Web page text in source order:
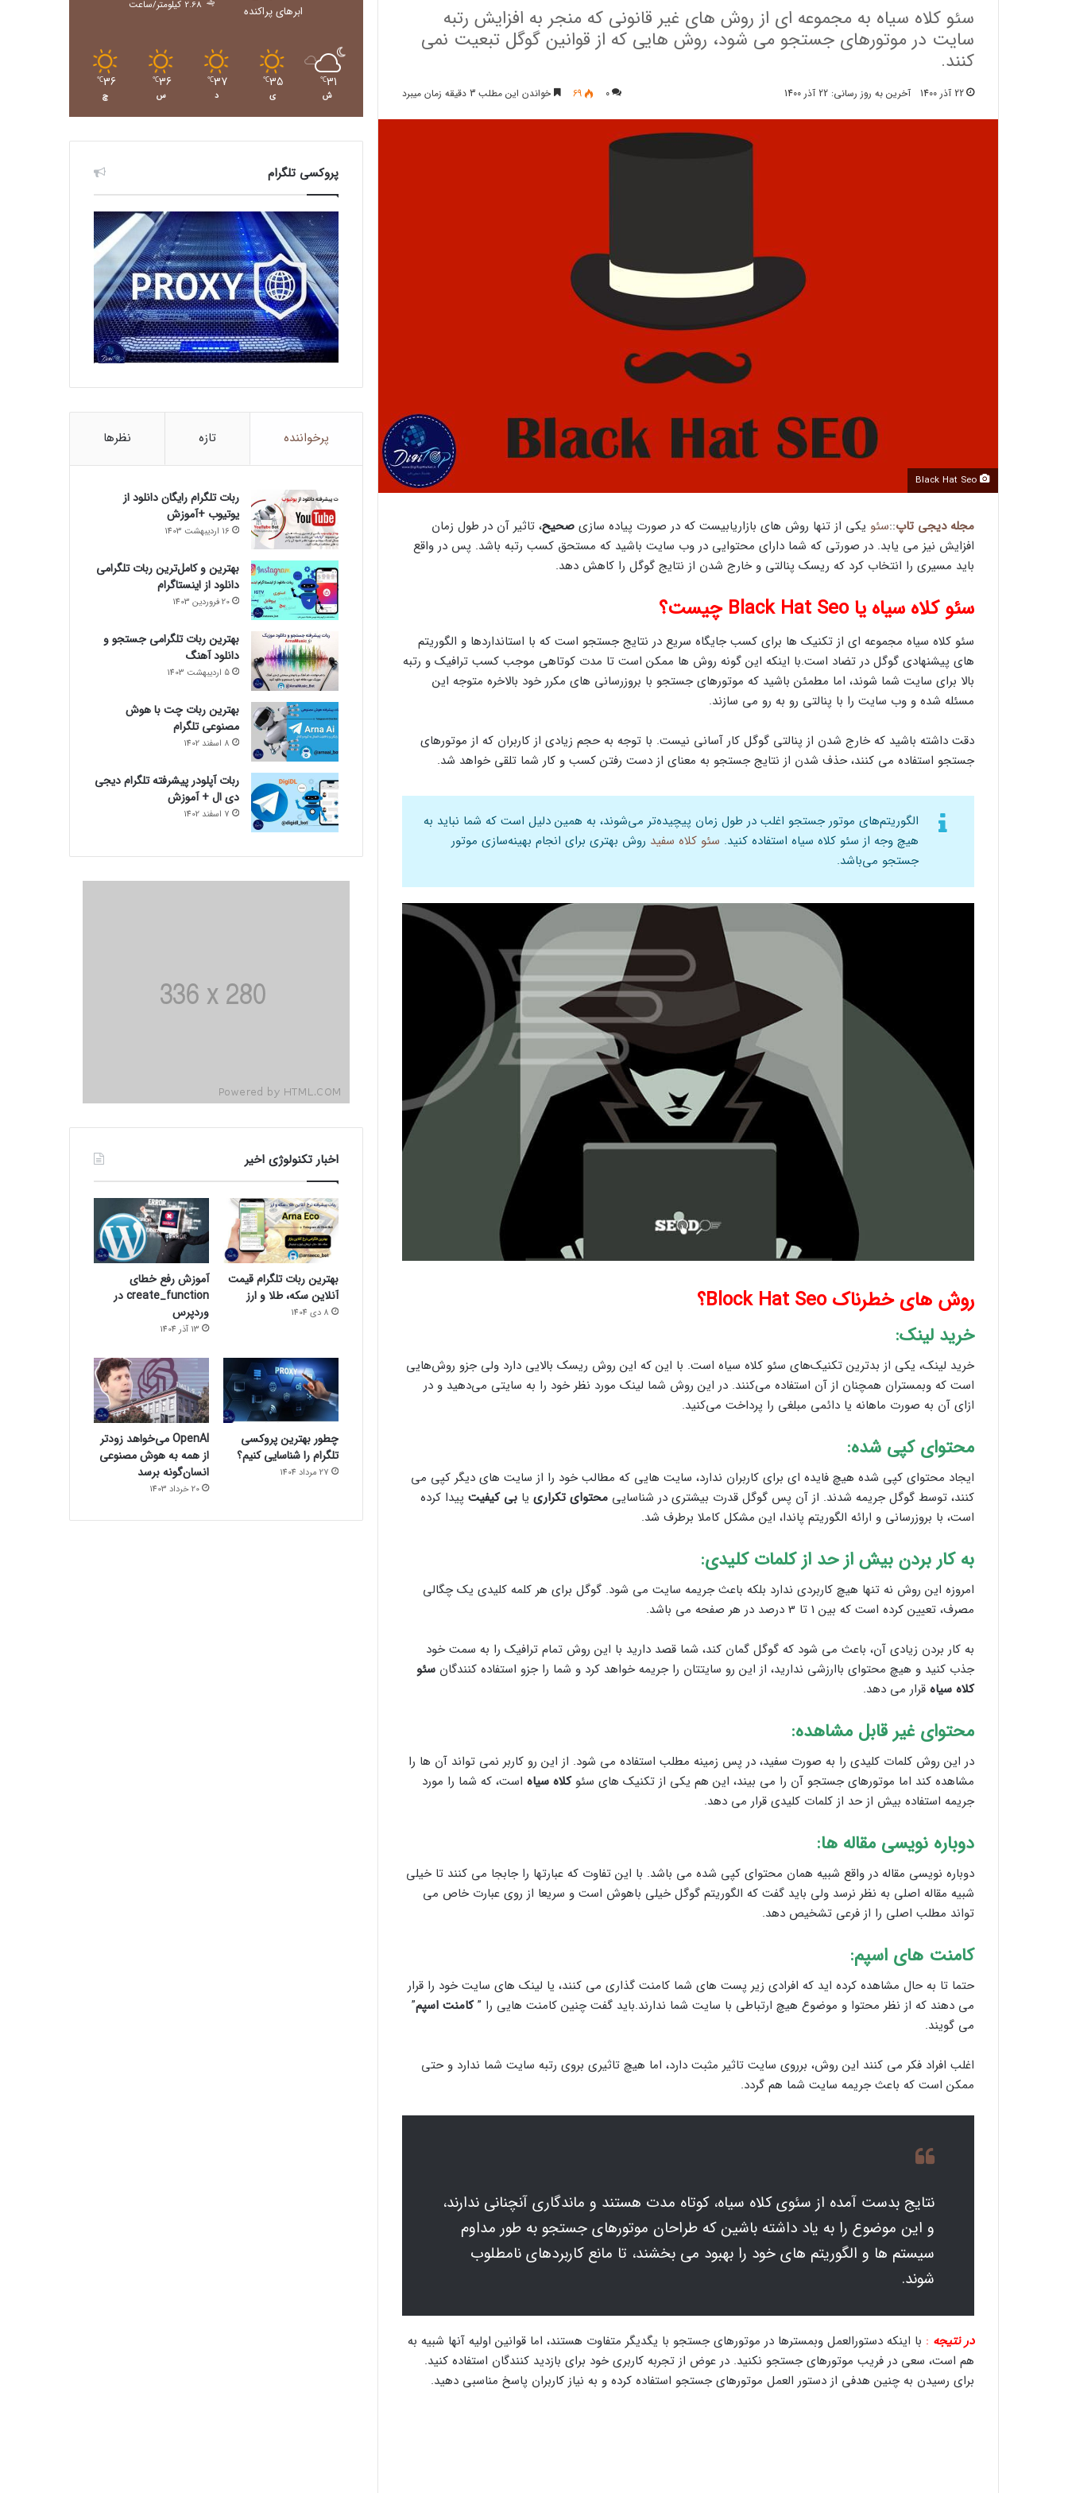
سئو کلاه سیاه به مجموعه ای از روش های غیر قانونی که منجر به افزایش رتبه
سایت در موتورهای جستجو می شود، روش هایی که از قوانین گوگل تبعیت نمی
کنند.
22 آذر 1400 آخرین به روز رسانی: 22 آذر 1400 0
69 خواندن این مطلب 3 دقیقه زمان میبرد
مجله دیجی تاپ::سئو یکی از تنها روش های بازاریابیست که در صورت پیاده سازی صحیح، تاثیر آن در طول زمان
افزایش نیز می یابد. در صورتی که شما دارای محتوایی در وب سایت باشید که مستحق کسب رتبه باشد. پس در واقع
باید مسیری را انتخاب کرد که ریسک پنالتی و خارج شدن از نتایج گوگل را کاهش دهد.
سئو کلاه سیاه یا Black Hat Seo چیست؟
سئو کلاه سیاه مجموعه ای از تکنیک ها برای کسب جایگاه سریع در نتایج جستجو است که با استانداردها و الگوریتم
های پیشنهادی گوگل در تضاد است.با اینکه این گونه روش ها ممکن است تا مدت کوتاهی موجب کسب ترافیک و رتبه
بالا برای سایت شما شوند، اما مطمئن باشید که موتورهای جستجو با بروزرسانی های مکرر خود بالاخره متوجه این
مسئله شده و وب سایت را با پنالتی رو به رو می سازند.
دقت داشته باشید که خارج شدن از پنالتی گوگل کار آسانی نیست. با توجه به حجم زیادی از کاربران که از موتورهای
جستجو استفاده می کنند، حذف شدن از نتایج جستجو به معنای از دست رفتن کسب و کار شما تلقی خواهد شد.
الگوریتم‌های موتور جستجو اغلب در طول زمان پیچیده‌تر می‌شوند، به همین دلیل است که شما نباید به
هیچ وجه از سئو کلاه سیاه استفاده کنید. سئو کلاه سفید روش بهتری برای انجام بهینه‌سازی موتور
جستجو می‌باشد.
روش های خطرناک Block Hat Seo؟
خرید لینک:
خرید لینک، یکی از بدترین تکنیک‌‌های سئو کلاه سیاه است. با این که این روش ریسک بالایی دارد ولی جزو روش‌‌هایی
است که وبمستران همچنان از آن استفاده می‌‌کنند. در این روش شما لینک مورد نظر خود را به سایتی می‌‌دهید و در
ازای آن به صورت ماهانه یا دائمی مبلغی را پرداخت می‌‌کنید.
محتوای کپی شده:
ایجاد محتوای کپی شده هیچ فایده ای برای کاربران ندارد، سایت هایی که مطالب خود را از سایت های دیگر کپی می
کنند، توسط گوگل جریمه شدند. از آن پس گوگل قدرت بیشتری در شناسایی محتوای تکراری یا بی کیفیت پیدا کرده
است، با بروزرسانی و ارائه الگوریتم پاندا، این مشکل کاملا برطرف شد.
به کار بردن بیش از حد از کلمات کلیدی:
امروزه این روش نه تنها هیچ کاربردی ندارد بلکه باعث جریمه سایت می شود. گوگل برای هر کلمه کلیدی یک چگالی
مصرف، تعیین کرده است که بین 1 تا 3 درصد در هر صفحه می باشد.
به کار بردن زیادی آن، باعث می شود که گوگل گمان کند، شما قصد دارید با این روش تمام ترافیک را به سمت خود
جذب کنید و هیچ محتوای باارزشی ندارید، از این رو سایتتان را جریمه خواهد کرد و شما را جزو استفاده کنندگان سئو
کلاه سیاه قرار می دهد.
محتوای غیر قابل مشاهده:
در این روش کلمات کلیدی را به صورت سفید، در پس زمینه مطلب استفاده می شود. از این رو کاربر نمی تواند آن ها را
مشاهده کند اما موتورهای جستجو آن را می بیند، این هم یکی از تکنیک های سئوکلاه سیاه است، که شما را مورد
جریمه استفاده بیش از حد از کلمات کلیدی قرار می دهد.
دوباره نویسی مقاله ها:
دوباره نویسی مقاله در واقع شبیه همان محتوای کپی شده می باشد. با این تفاوت که عبارتها را جابجا می کنند تا خیلی
شبیه مقاله اصلی به نظر نرسد ولی باید گفت که الگوریتم گوگل خیلی باهوش است و سریعا از روی عبارت خاص می
تواند مطلب اصلی را از فرعی تشخیص دهد.
کامنت های اسپم:
حتما تا به حال مشاهده کرده اید که افرادی زیر پست های شما کامنت گذاری می کنند، یا لینک های سایت خود را قرار
می دهند که از نظر محتوا و موضوع هیچ ارتباطی با سایت شما ندارند.باید گفت چنین کامنت هایی را ”کامنت اسپم”
می گویند.
اغلب افراد فکر می کنند این روش، برروی سایت تاثیر مثبت دارد، اما هیچ تاثیری بروی رتبه سایت شما ندارد و حتی
ممکن است که باعث جریمه سایت شما هم گردد.
نتایج بدست آمده از سئوی کلاه سیاه، کوتاه مدت هستند و ماندگاری آنچنانی ندارند،
و این موضوع را به یاد داشته باشین که طراحان موتورهای جستجو به طور مداوم
سیستم ها و الگوریتم های خود را بهبود می بخشند، تا مانع کاربردهای نامطلوب
شوند.
در نتیجه : با اینکه دستورالعمل وبمسترها در موتورهای جستجو با یگدیگر متفاوت هستند، اما قوانین اولیه آنها شبیه به
هم است، سعی در فریب موتورهای جستجو نکنید. در عوض از تجربه کاربری خود برای بازدید کنندگان استفاده کنید.
برای رسیدن به چنین هدفی از دستور العمل موتورهای جستجو استفاده کرده و به نیاز کاربران پاسخ مناسبی دهید.
ابرهای پراکنده
2.68 کیلومتر/ساعت
31
℃
ش
35
℃
ی
37
℃
د
36
℃
س
36
℃
چ
پروکسی تلگرام
پرخواننده تازه نظرها
ربات تلگرام رایگان دانلود از
یوتیوب +آموزش
16 اردیبهشت 1403
بهترین و کامل‌ترین ربات تلگرامی
دانلود از اینستاگرام
20 فروردین 1403
بهترین ربات تلگرامی جستجو و
دانلود آهنگ
5 اردیبهشت 1403
بهترین ربات چت با هوش
مصنوعی تلگرام
8 اسفند 1402
ربات آپلودر پیشرفته تلگرام دیجی
دی ال + آموزش
7 اسفند 1402
اخبار تکنولوژی اخیر
بهترین ربات تلگرام قیمت
آنلاین سکه، طلا و ارز
8 دی 1404
آموزش رفع خطای
create_function در
وردپرس
13 آذر 1404
چطور بهترین پروکسی
تلگرام را شناسایی کنیم؟
27 مرداد 1404
OpenAI می‌خواهد زودتر
از همه به هوش مصنوعی
انسان‌گونه برسد
20 خرداد 1403